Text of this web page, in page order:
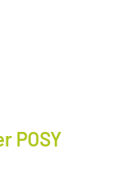
POSY